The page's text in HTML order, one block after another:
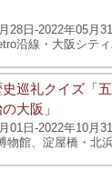
28日-2022年05月
沿線・大阪シテ
史巡礼クイズ「
大阪」
01日-2022年10月
物館、淀屋橋・北